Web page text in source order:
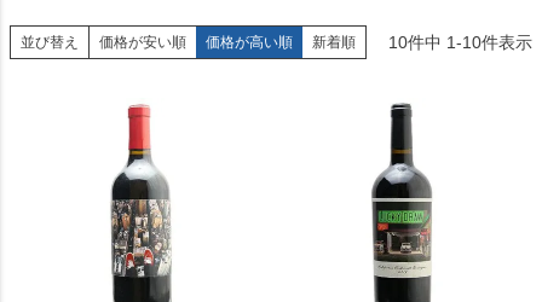
並び替え 価格が安い順 価格が高い順 新着順 10件中 1-10件表示